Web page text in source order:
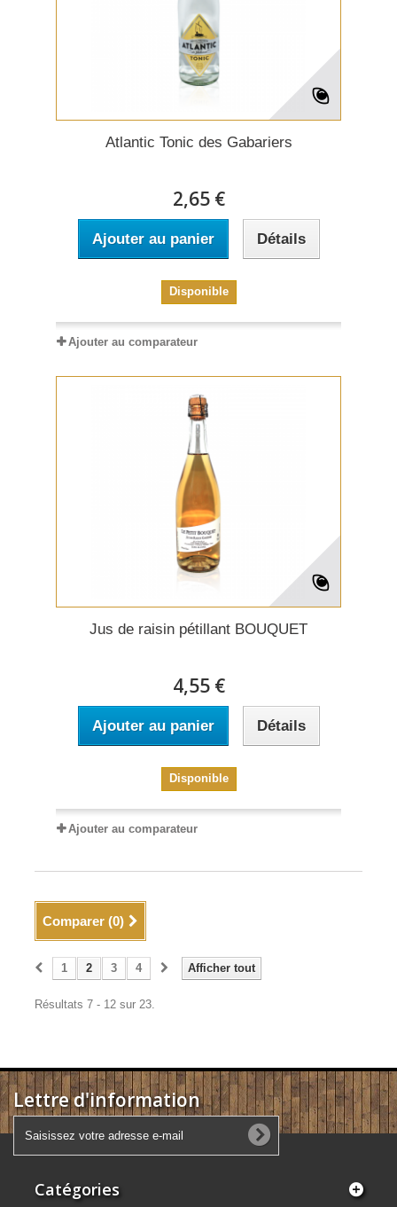
Atlantic Tonic des Gabariers
2,65 €
Ajouter au panier Détails
Disponible
Ajouter au comparateur
Jus de raisin pétillant BOUQUET
4,55 €
Ajouter au panier Détails
Disponible
Ajouter au comparateur
Comparer (0)
Afficher tout
1 2 3 4
Résultats 7 - 12 sur 23.
Lettre d'information
Catégories